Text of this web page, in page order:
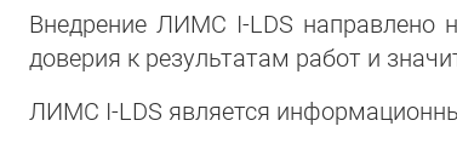
Внедрение ЛИМС I-LDS направлено
доверия к результатам работ и
ЛИМС I-LDS является